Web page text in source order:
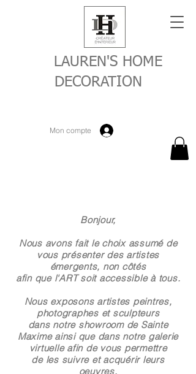
LAUREN'S HOME
DECORATION
Mon compte
Bonjour,
Nous avons fait le choix assumé de
vous présenter des artistes
émergents, non côtés
afin que l'ART soit accessible à tous.
Nous exposons artistes peintres,
photographes et sculpteurs
dans notre showroom de Sainte
Maxime ainsi que dans notre galerie
virtuelle afin de vous permettre
de les suivre et acquérir leurs
oeuvres.